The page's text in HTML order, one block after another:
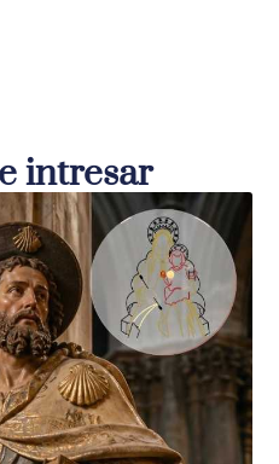
intresar